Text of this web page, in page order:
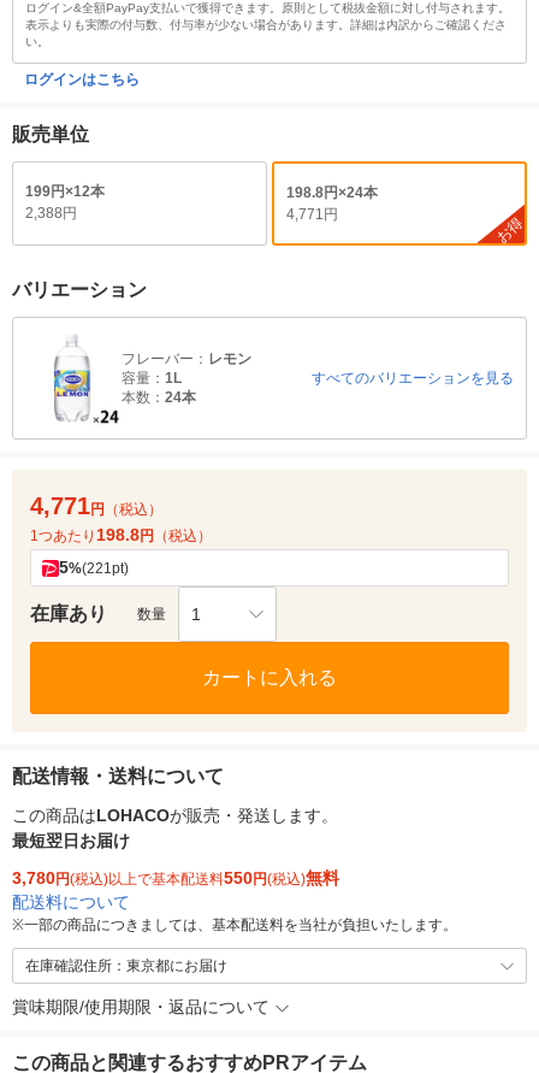
ログイン&全額PayPay支払いで獲得できます。原則として税抜金額に対し付与されます。
表示よりも実際の付与数、付与率が少ない場合があります。詳細は内訳からご確認くださ
い。
ログインはこちら
販売単位
199円×12本
2,388円
198.8円×24本
4,771円
お得
バリエーション
フレーバー： レモン
容量： 1L
本数： 24本
すべてのバリエーションを見る
4,771円
（税込）
1つあたり 198.8円 （税込）
5%(221pt)
在庫あり 数量 1
カートに入れる
配送情報・送料について
この商品はLOHACOが販売・発送します。
最短翌日お届け
3,780円(税込)以上で基本配送料550円(税込)無料
配送料について
※一部の商品につきましては、基本配送料を当社が負担いたします。
在庫確認住所：東京都にお届け
賞味期限/使用期限・返品について
この商品と関連するおすすめPRアイテム